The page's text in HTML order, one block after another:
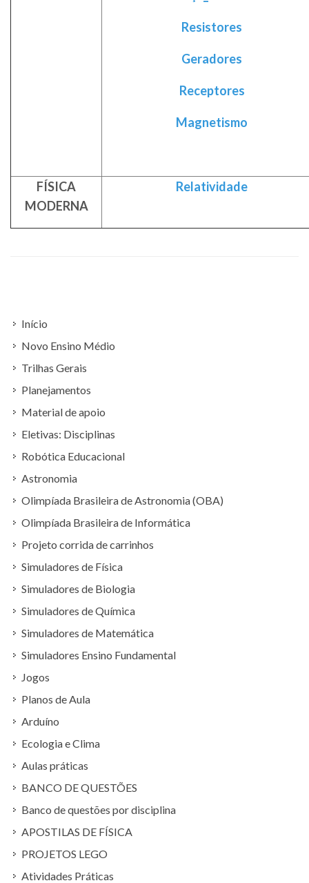
Resistores
Geradores
Receptores
Magnetismo
FÍSICA
MODERNA
Relatividade
Início
Novo Ensino Médio
Trilhas Gerais
Planejamentos
Material de apoio
Eletivas: Disciplinas
Robótica Educacional
Astronomia
Olimpíada Brasileira de Astronomia (OBA)
Olimpíada Brasileira de Informática
Projeto corrida de carrinhos
Simuladores de Física
Simuladores de Biologia
Simuladores de Química
Simuladores de Matemática
Simuladores Ensino Fundamental
Jogos
Planos de Aula
Arduíno
Ecologia e Clima
Aulas práticas
BANCO DE QUESTÕES
Banco de questões por disciplina
APOSTILAS DE FÍSICA
PROJETOS LEGO
Atividades Práticas